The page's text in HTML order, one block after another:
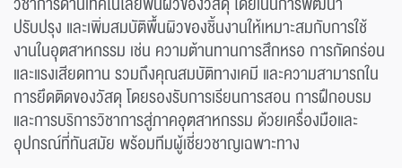
ปรับปรุง และเพิ่มสมบัติพื้นผิวของชิ้นงานให้เหมาะสมกับการใช้
งานในอุตสาหกรรม เช่น ความต้านทานการสึกหรอ การกัดกร่อน
และแรงเสียดทาน รวมถึงคุณสมบัติทางเคมี และความสามารถใน
การยึดติดของวัสดุ โดยรองรับการเรียนการสอน การฝึกอบรม
และการบริการวิชาการสู่ภาคอุตสาหกรรม ด้วยเครื่องมือและ
อุปกรณ์ที่ทันสมัย พร้อมทีมผู้เชี่ยวชาญเฉพาะทาง